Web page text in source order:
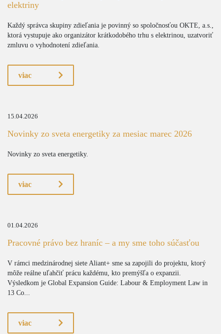
elektriny
Každý správca skupiny zdieľania je povinný so spoločnosťou OKTE, a.s.,
ktorá vystupuje ako organizátor krátkodobého trhu s elektrinou, uzatvoriť
zmluvu o vyhodnotení zdieľania.
viac
15.04.2026
Novinky zo sveta energetiky za mesiac marec 2026
Novinky zo sveta energetiky.
viac
01.04.2026
Pracovné právo bez hraníc – a my sme toho súčasťou
V rámci medzinárodnej siete Aliant+ sme sa zapojili do projektu, ktorý
môže reálne uľahčiť prácu každému, kto premýšľa o expanzii.
Výsledkom je Global Expansion Guide: Labour & Employment Law in
13 Co...
viac